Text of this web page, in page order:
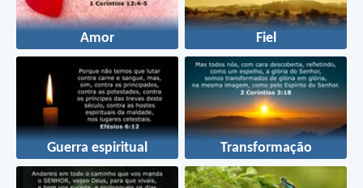
Amor Fiel
Guerra espiritual Transformação